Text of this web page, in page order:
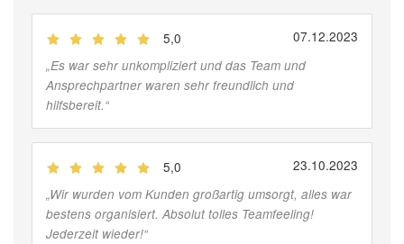
5,0 07.12.2023
„Es war sehr unkompliziert und das Team und
Ansprechpartner waren sehr freundlich und
hilfsbereit.“
5,0 23.10.2023
„Wir wurden vom Kunden großartig umsorgt, alles war
bestens organisiert. Absolut tolles Teamfeeling!
Jederzeit wieder!“